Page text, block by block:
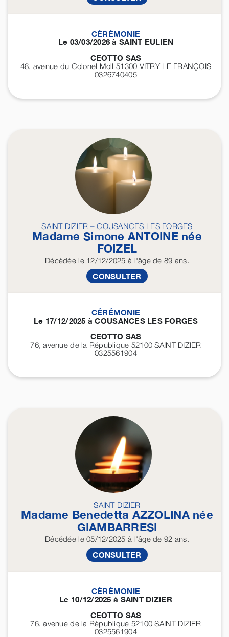
CÉRÉMONIE
Le 03/03/2026 à SAINT EULIEN
CEOTTO SAS
48, avenue du Colonel Moll 51300 VITRY LE FRANÇOIS
0326740405
SAINT DIZIER – COUSANCES LES FORGES
Madame Simone ANTOINEnée
FOIZEL
Décédéele 12/12/2025 à l'âge de 89 ans.
CONSULTER
CÉRÉMONIE
Le 17/12/2025 à COUSANCES LES FORGES
CEOTTO SAS
76, avenue de la République 52100SAINT DIZIER
0325561904
SAINT DIZIER
Madame Benedetta AZZOLINAnée
GIAMBARRESI
Décédéele 05/12/2025 à l'âge de 92 ans.
CONSULTER
CÉRÉMONIE
Le 10/12/2025 à SAINT DIZIER
CEOTTO SAS
76, avenue de la République 52100SAINT DIZIER
0325561904